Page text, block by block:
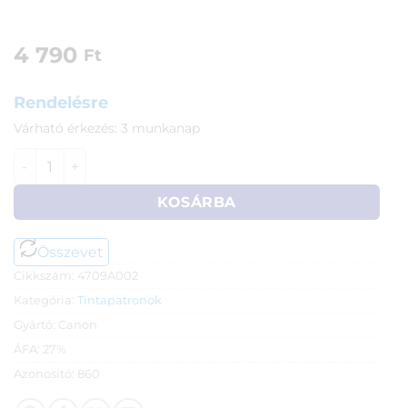
4 790 Ft
Rendelésre
Várható érkezés: 3 munkanap
KOSÁRBA
Összevet
Cikkszám: 4709A002
Kategória: Tintapatronok
Gyártó: Canon
ÁFA: 27%
Azonosító: 860